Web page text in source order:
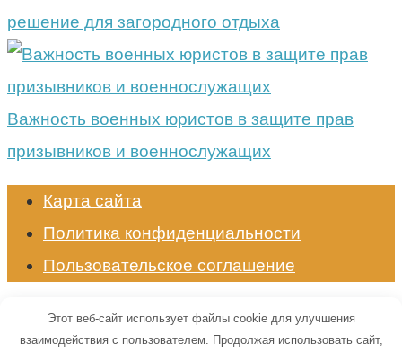
решение для загородного отдыха
Важность военных юристов в защите прав
призывников и военнослужащих
Карта сайта
Политика конфиденциальности
Пользовательское соглашение
© 2026 Энциклопедия животных
Этот веб-сайт использует файлы cookie для улучшения
взаимодействия с пользователем. Продолжая использовать сайт,